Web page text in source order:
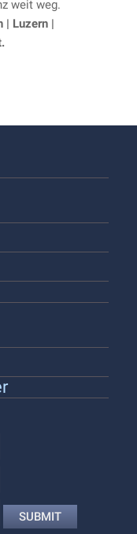
weit weg.
| Luzern |
SUBMIT